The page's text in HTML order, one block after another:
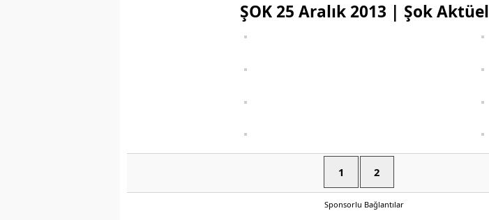
ŞOK 25 Aralık 2013 | Şok Aktüel
1 2
Sponsorlu Bağlantılar